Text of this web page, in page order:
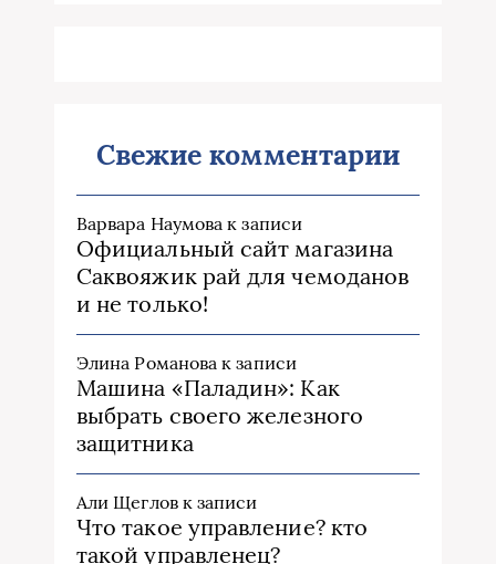
Свежие комментарии
Варвара Наумова к записи
Официальный сайт магазина
Саквояжик рай для чемоданов
и не только!
Элина Романова к записи
Машина «Паладин»: Как
выбрать своего железного
защитника
Али Щегловк записи
Что такое управление? кто
такой управленец?